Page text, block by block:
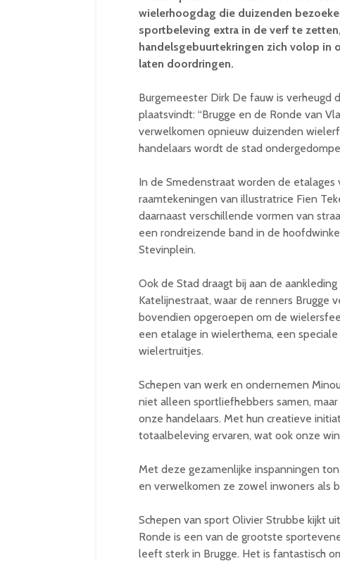
wielerhoogdag die duizenden
sportbeleving extra in de verf te
handelsgebuurtekringen zich volop in
laten doordringen.
Burgemeester Dirk De fauw is verheugd
plaatsvindt: “Brugge en de Ronde van
verwelkomen opnieuw duizenden
handelaars wordt de stad
In de Smedenstraat worden de
raamtekeningen van illustratrice Fien
daarnaast verschillende vormen van
een rondreizende band in de
Stevinplein.
Ook de Stad draagt bij aan de
Katelijnestraat, waar de renners Brugge
bovendien opgeroepen om de
een etalage in wielerthema, een
wielertruitjes.
Schepen van werk en ondernemen
niet alleen sportliefhebbers samen,
onze handelaars. Met hun creatieve
totaalbeleving ervaren, wat ook onze
Met deze gezamenlijke inspanningen
en verwelkomen ze zowel inwoners als
Schepen van sport Olivier Strubbe kijkt
Ronde is een van de grootste
leeft sterk in Brugge. Het is fantastisch